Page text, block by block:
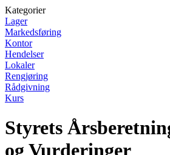
Kategorier
Lager
Markedsføring
Kontor
Hendelser
Lokaler
Rengjøring
Rådgivning
Kurs
Styrets
og Vurderinger